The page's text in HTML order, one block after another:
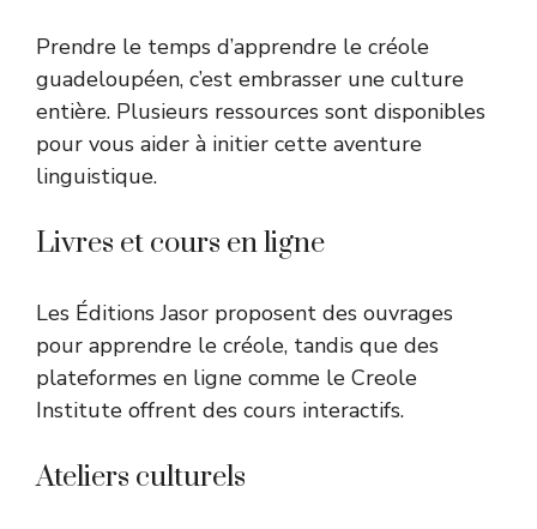
Prendre le temps d’apprendre le créole
guadeloupéen, c’est embrasser une culture
entière. Plusieurs ressources sont disponibles
pour vous aider à initier cette aventure
linguistique.
Livres et cours en ligne
Les Éditions Jasor proposent des ouvrages
pour apprendre le créole, tandis que des
plateformes en ligne comme le Creole
Institute offrent des cours interactifs.
Ateliers culturels